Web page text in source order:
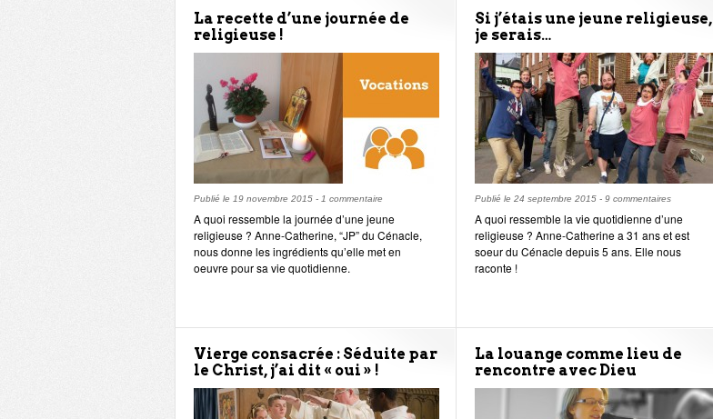
La recette d’une journée de
religieuse !
Publié le 19 novembre 2015 - 1 commentaire
A quoi ressemble la journée d’une jeune
religieuse ? Anne-Catherine, “JP” du Cénacle,
nous donne les ingrédients qu’elle met en
oeuvre pour sa vie quotidienne.
Si j’étais une jeune religieuse,
je serais…
Publié le 24 septembre 2015 - 9 commentaires
A quoi ressemble la vie quotidienne d’une
religieuse ? Anne-Catherine a 31 ans et est
soeur du Cénacle depuis 5 ans. Elle nous
raconte !
Vierge consacrée : Séduite par
le Christ, j’ai dit « oui » !
La louange comme lieu de
rencontre avec Dieu